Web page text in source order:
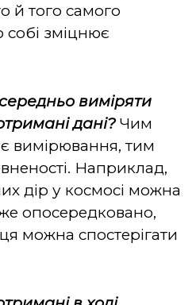
й того самого
собі зміцнює
виміряти
дані?Чим
вимірювання, тим
Наприклад,
дір у космосі можна
опосередковано,
можна спостерігати